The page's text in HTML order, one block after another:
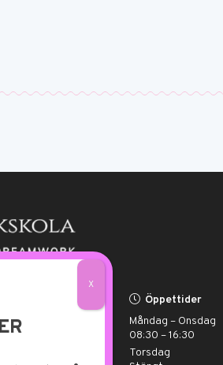
sätter vi
anpassar
behov,
ger
Öppettider
Måndag – Onsdag
08:30 – 16:30
Torsdag